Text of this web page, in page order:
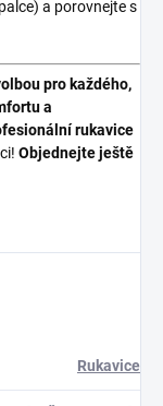
a porovnejte s
pro každého,
a
rukavice
Objednejte ještě
Rukavice